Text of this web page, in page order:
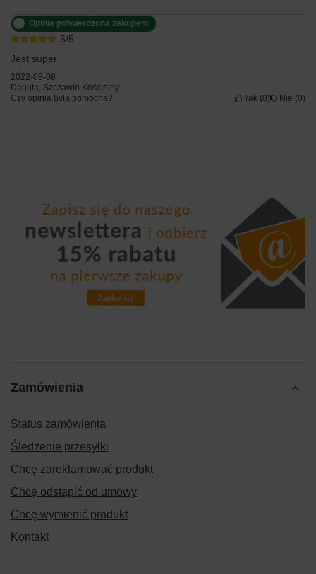
5/5
Opinia potwierdzona zakupem
Jest super
2022-08-08
Danuta, Szczawin Kościelny
Czy opinia była pomocna?
Tak 0 Nie 0
Zamówienia
Status zamówienia
Śledzenie przesyłki
Chcę zareklamować produkt
Chcę odstąpić od umowy
Chcę wymienić produkt
Kontakt